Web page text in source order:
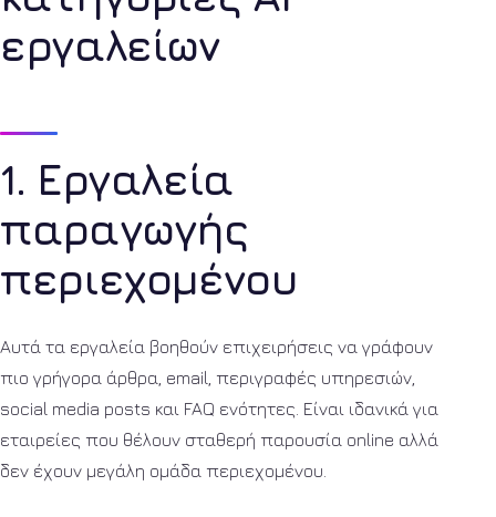
εργαλείων
1. Εργαλεία
παραγωγής
περιεχομένου
Αυτά τα εργαλεία βοηθούν επιχειρήσεις να γράφουν
πιο γρήγορα άρθρα, email, περιγραφές υπηρεσιών,
social media posts και FAQ ενότητες. Είναι ιδανικά για
εταιρείες που θέλουν σταθερή παρουσία online αλλά
δεν έχουν μεγάλη ομάδα περιεχομένου.